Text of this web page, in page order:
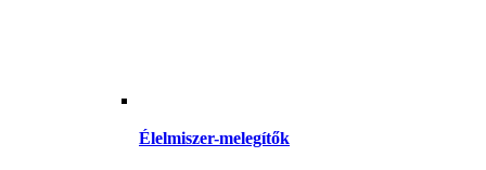
Élelmiszer-melegítők